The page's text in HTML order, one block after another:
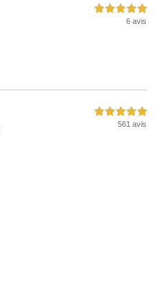
5,0 étoiles sur 5
6 avis
5,0 étoiles sur 5
561 avis